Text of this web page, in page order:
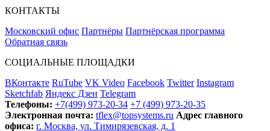
КОНТАКТЫ
Московский офис Партнёры Партнёрская программа
Обратная связь
СОЦИАЛЬНЫЕ ПЛОЩАДКИ
ВКонтакте RuTube VK Video Facebook Twitter Instagram
Sketchfab Яндекс Дзен Telegram
Телефоны: +7(499) 973-20-34 +7 (499) 973-20-35
Электронная почта: tflex@topsystems.ru Адрес главного
офиса: г. Москва, ул. Тимирязевская, д. 1